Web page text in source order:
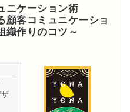
ニケーション術
顧客コミュニケーショ
織作りのコツ～